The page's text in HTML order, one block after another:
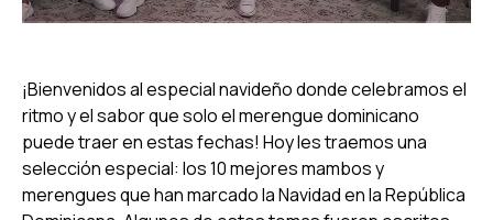
¡Bienvenidos al especial navideño donde celebramos el
ritmo y el sabor que solo el merengue dominicano
puede traer en estas fechas! Hoy les traemos una
selección especial: los 10 mejores mambos y
merengues que han marcado la Navidad en la República